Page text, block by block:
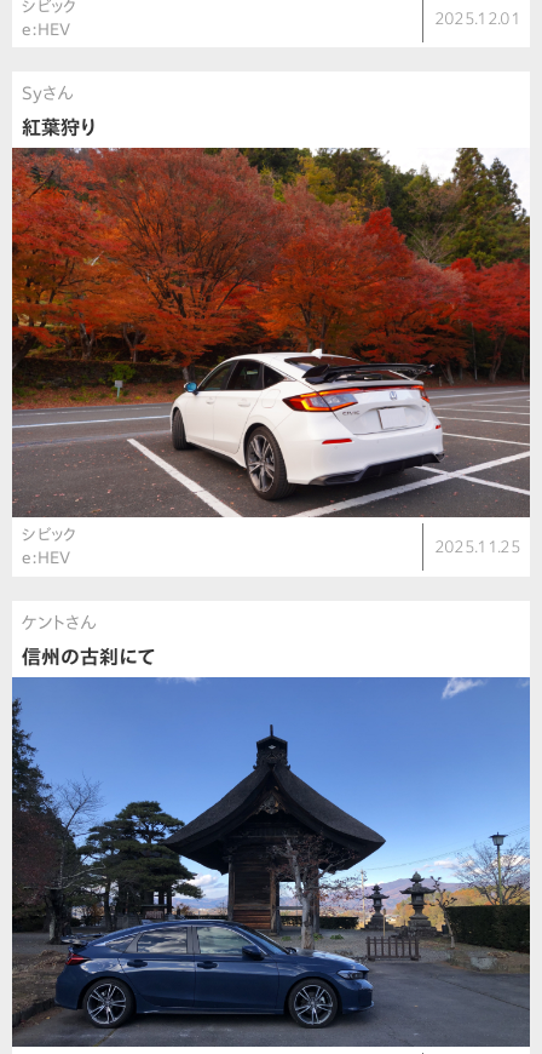
シビック
e:HEV
2025.12.01
Syさん
紅葉狩り
シビック
e:HEV
2025.11.25
ケントさん
信州の古刹にて